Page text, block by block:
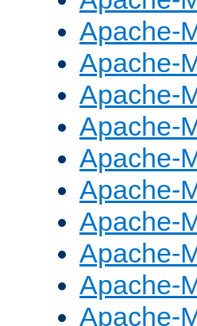
Apache-
Apache-
Apache-
Apache-
Apache-
Apache-
Apache-
Apache-
Apache-
Apache-